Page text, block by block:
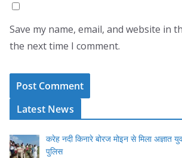
Save my name, email, and website in
the next time I comment.
Latest News
करेह नदी किनारे बोरज मोइन से मिला अज्ञात
पुलिस